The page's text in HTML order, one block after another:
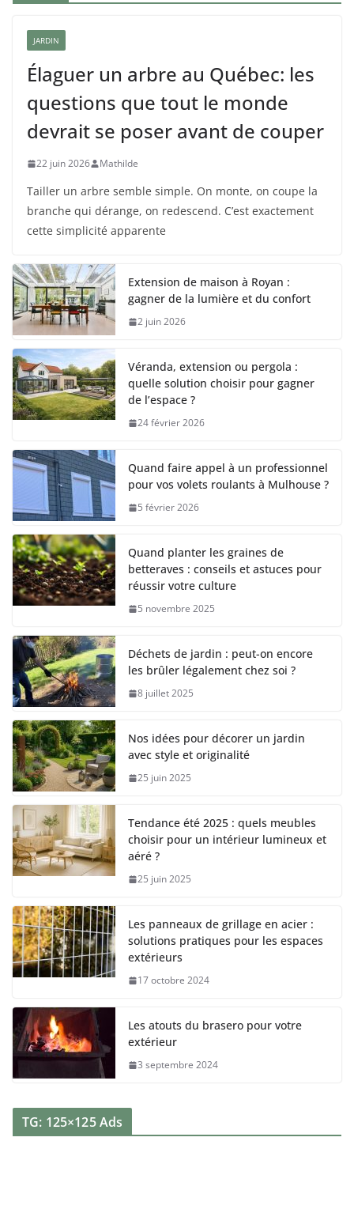
JARDIN
Élaguer un arbre au Québec: les
questions que tout le monde
devrait se poser avant de couper
22 juin 2026 Mathilde
Tailler un arbre semble simple. On monte, on coupe la
branche qui dérange, on redescend. C’est exactement
cette simplicité apparente
Extension de maison à Royan :
gagner de la lumière et du confort
2 juin 2026
Véranda, extension ou pergola :
quelle solution choisir pour gagner
de l’espace ?
24 février 2026
Quand faire appel à un professionnel
pour vos volets roulants à Mulhouse ?
5 février 2026
Quand planter les graines de
betteraves : conseils et astuces pour
réussir votre culture
5 novembre 2025
Déchets de jardin : peut-on encore
les brûler légalement chez soi ?
8 juillet 2025
Nos idées pour décorer un jardin
avec style et originalité
25 juin 2025
Tendance été 2025 : quels meubles
choisir pour un intérieur lumineux et
aéré ?
25 juin 2025
Les panneaux de grillage en acier :
solutions pratiques pour les espaces
extérieurs
17 octobre 2024
Les atouts du brasero pour votre
extérieur
3 septembre 2024
TG: 125×125 Ads